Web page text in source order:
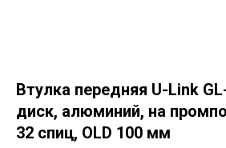
Втулка передняя U-Link
диск, алюминий, на
32 спиц, OLD 100 мм